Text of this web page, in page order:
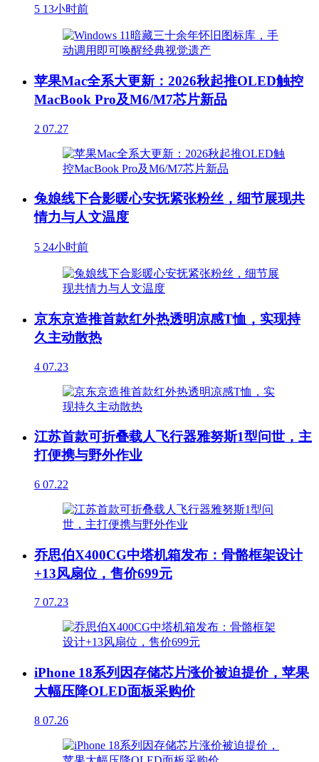
5 13小时前
苹果Mac全系大更新：2026秋起推OLED触控
MacBook Pro及M6/M7芯片新品
2 07.27
兔娘线下合影暖心安抚紧张粉丝，细节展现共
情力与人文温度
5 24小时前
京东京造推首款红外热透明凉感T恤，实现持
久主动散热
4 07.23
江苏首款可折叠载人飞行器雅努斯1型问世，主
打便携与野外作业
6 07.22
乔思伯X400CG中塔机箱发布：骨骼框架设计
+13风扇位，售价699元
7 07.23
iPhone 18系列因存储芯片涨价被迫提价，苹果
大幅压降OLED面板采购价
8 07.26